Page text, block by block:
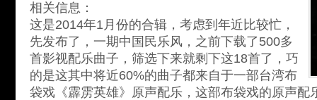
相关信息：
这是2014年1月份的合辑，考虑到年近比较忙，
先发布了，一期中国民乐风，之前下载了500多
首影视配乐曲子，筛选下来就剩下这18首了，巧
的是这其中将近60%的曲子都来自于一部台湾布
袋戏《霹雳英雄》原声配乐，这部布袋戏的原声配